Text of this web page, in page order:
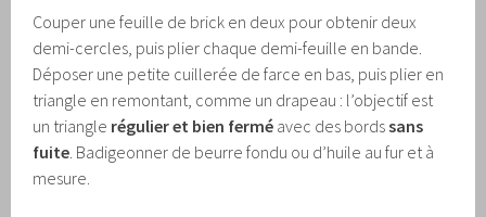
Couper une feuille de brick en deux pour obtenir deux
demi-cercles, puis plier chaque demi-feuille en bande.
Déposer une petite cuillerée de farce en bas, puis plier en
triangle en remontant, comme un drapeau : l’objectif est
un triangle régulier et bien fermé avec des bordssans
fuite . Badigeonner de beurre fondu ou d’huile au fur et à
mesure.